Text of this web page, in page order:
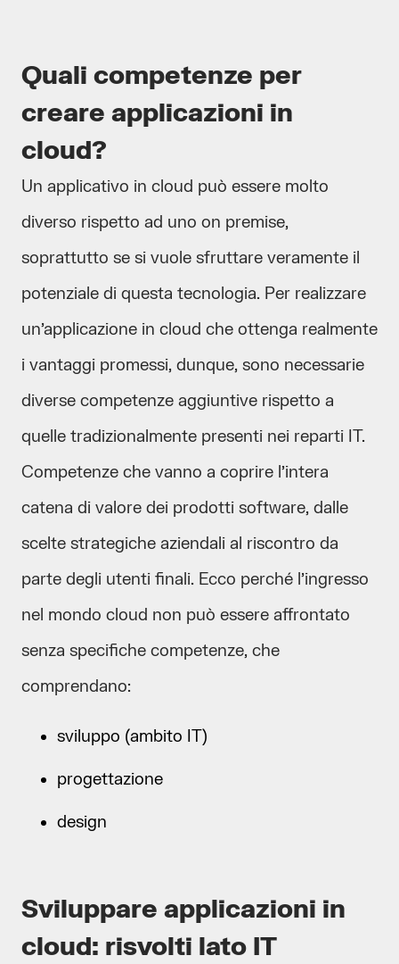
Quali competenze per
creare applicazioni in
cloud?
Un applicativo in cloud può essere molto
diverso rispetto ad uno on premise,
soprattutto se si vuole sfruttare veramente il
potenziale di questa tecnologia. Per realizzare
un’applicazione in cloud che ottenga realmente
i vantaggi promessi, dunque, sono necessarie
diverse competenze aggiuntive rispetto a
quelle tradizionalmente presenti nei reparti IT.
Competenze che vanno a coprire l’intera
catena di valore dei prodotti software, dalle
scelte strategiche aziendali al riscontro da
parte degli utenti finali. Ecco perché l’ingresso
nel mondo cloud non può essere affrontato
senza specifiche competenze, che
comprendano:
sviluppo (ambito IT)
progettazione
design
Sviluppare applicazioni in
cloud: risvolti lato IT